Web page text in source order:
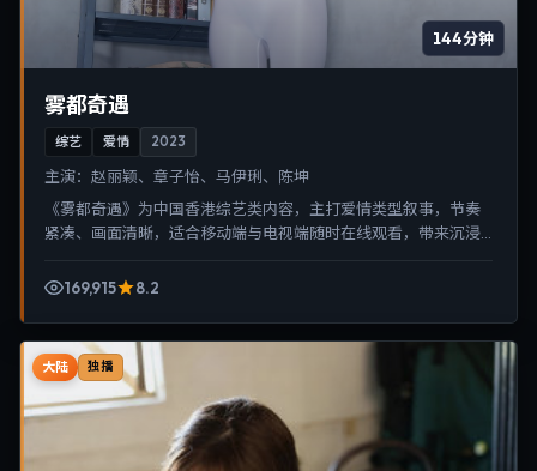
144分钟
雾都奇遇
综艺 爱情 2023
主演： 赵丽颖、章子怡、马伊琍、陈坤
《雾都奇遇》为中国香港综艺类内容，主打爱情类型叙事，节奏
紧凑、画面清晰，适合移动端与电视端随时在线观看，带来沉浸
169,915
8.2
大陆 独播